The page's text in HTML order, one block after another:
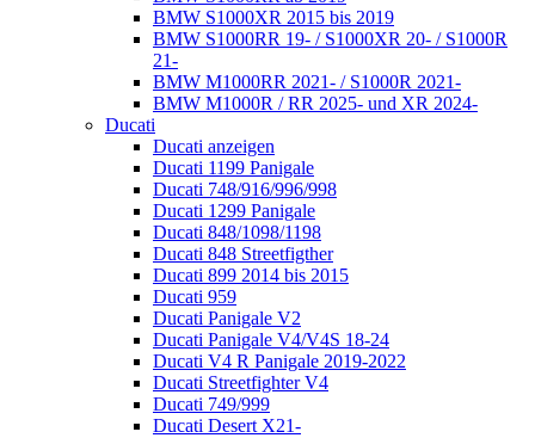
BMW S1000XR 2015 bis 2019
BMW S1000RR 19- / S1000XR 20- / S1000R
21-
BMW M1000RR 2021- / S1000R 2021-
BMW M1000R / RR 2025- und XR 2024-
Ducati
Ducati anzeigen
Ducati 1199 Panigale
Ducati 748/916/996/998
Ducati 1299 Panigale
Ducati 848/1098/1198
Ducati 848 Streetfigther
Ducati 899 2014 bis 2015
Ducati 959
Ducati Panigale V2
Ducati Panigale V4/V4S 18-24
Ducati V4 R Panigale 2019-2022
Ducati Streetfighter V4
Ducati 749/999
Ducati Desert X21-